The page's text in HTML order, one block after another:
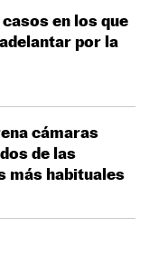
en los que
por la
cámaras
de las
más habituales